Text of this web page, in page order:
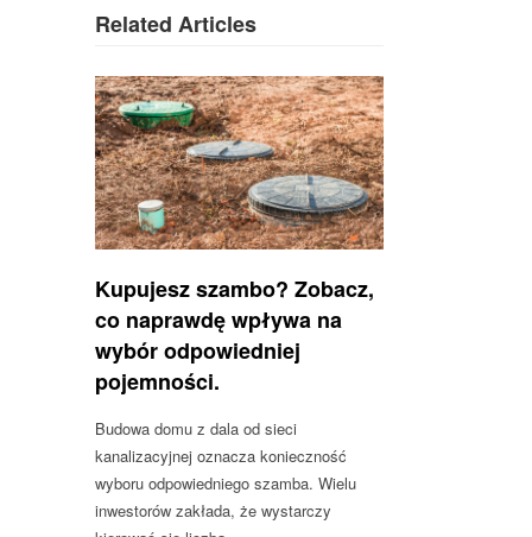
Related Articles
Kupujesz szambo? Zobacz,
co naprawdę wpływa na
wybór odpowiedniej
pojemności.
Budowa domu z dala od sieci
kanalizacyjnej oznacza konieczność
wyboru odpowiedniego szamba. Wielu
inwestorów zakłada, że wystarczy